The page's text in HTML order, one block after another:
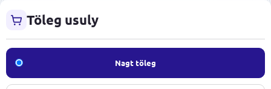
Töleg usuly
Nagt töleg